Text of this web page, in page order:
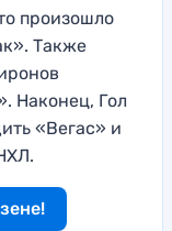
произошло
Также
Наконец, Гол
«Вегас» и